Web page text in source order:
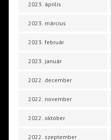
2023. április
2023. március
2023. február
2023. január
2022. december
2022. november
2022. október
2022. szeptember